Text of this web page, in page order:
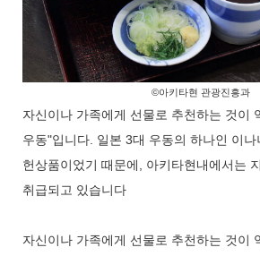
©아키타현 관광진흥과
자신이나 가족에게 선물로 추천하는 것이
우동"입니다. 일본 3대 우동의 하나인 이
헌상품이었기 때문에, 아키타현내에서는
취급되고 있습니다
자신이나 가족에게 선물로 추천하는 것이